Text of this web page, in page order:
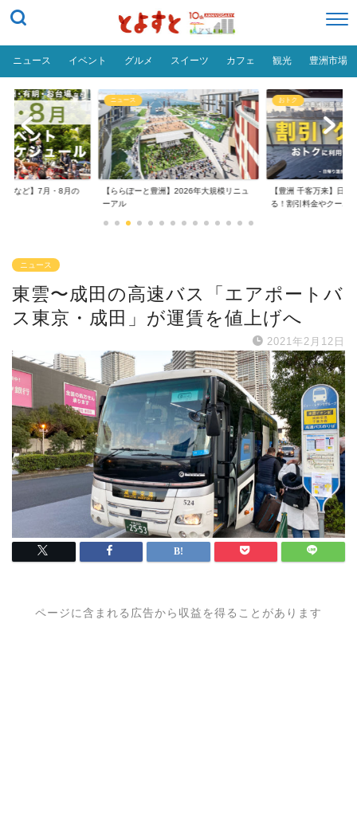
ニュース イベント グルメ スイーツ カフェ 観光 豊洲市場
場など】7月・8月の
ニュース
【ららぽーと豊洲】2026年大規模リニュ
ーアル
おトク
【豊洲 千客万来】日帰
る！割引料金やクーポ...
ニュース
東雲〜成田の高速バス「エアポートバ
ス東京・成田」が運賃を値上げへ
2021年2月12日
ページに含まれる広告から収益を得ることがあります